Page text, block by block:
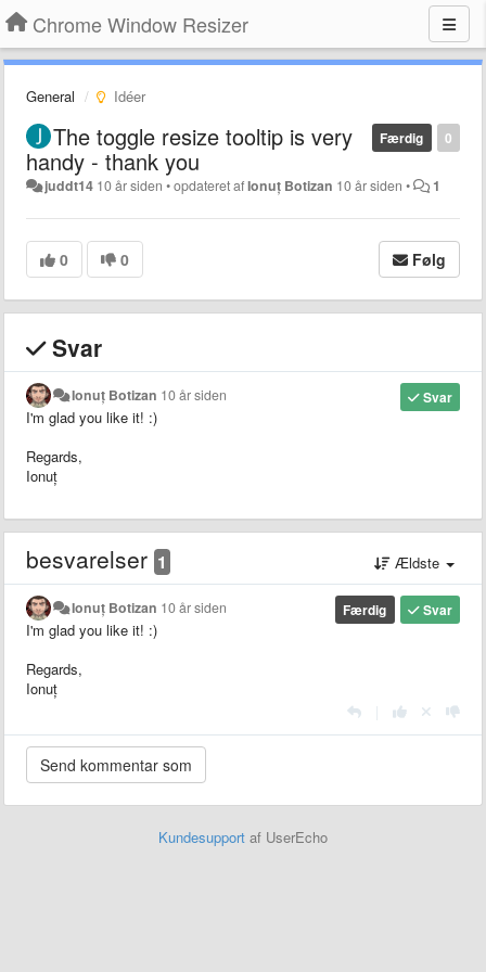
Chrome Window Resizer
General Idéer
0
Færdig
The toggle resize tooltip is very
handy - thank you
juddt14 10 år siden •opdateret afIonuț Botizan 10 år siden • 1
0 0 Følg
Svar
Svar
Ionuț Botizan 10 år siden
I'm glad you like it! :)
Regards,
Ionuț
besvarelser 1 Ældste
Svar
Færdig
Ionuț Botizan 10 år siden
I'm glad you like it! :)
Regards,
Ionuț
Kundesupport af UserEcho